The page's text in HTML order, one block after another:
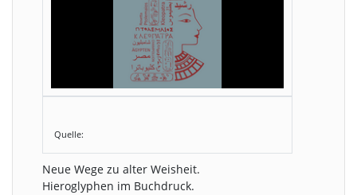
Quelle:
Neue Wege zu alter Weisheit.
Hieroglyphen im Buchdruck.